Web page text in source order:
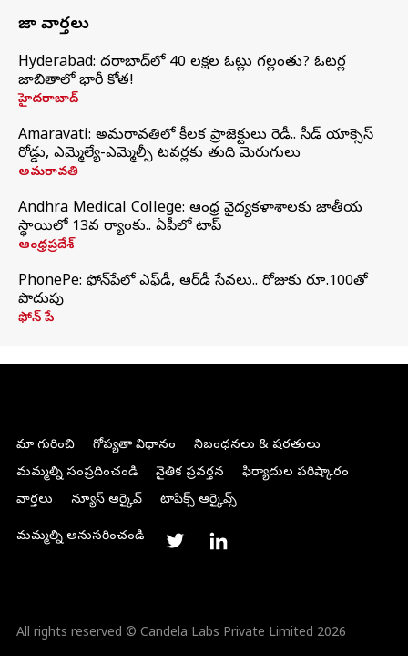
తాజా వార్తలు
Hyderabad: హైదరాబాద్‌లో 40 లక్షల ఓట్లు గల్లంతు? ఓటర్ల
జాబితాలో భారీ కోత!
హైదరాబాద్
Amaravati: అమరావతిలో కీలక ప్రాజెక్టులు రెడీ.. సీడ్‌ యాక్సెస్‌
రోడ్డు, ఎమ్మెల్యే-ఎమ్మెల్సీ టవర్లకు తుది మెరుగులు
అమరావతి
Andhra Medical College: ఆంధ్ర వైద్యకళాశాలకు జాతీయ
స్థాయిలో 13వ ర్యాంకు.. ఏపీలో టాప్
ఆంధ్రప్రదేశ్
PhonePe: ఫోన్‌పేలో ఎఫ్‌డీ, ఆర్‌డీ సేవలు.. రోజుకు రూ.100తో
పొదుపు
ఫోన్‌ పే
మా గురించి గోప్యతా విధానం
నిబంధనలు & షరతులు
మమ్మల్ని సంప్రదించండి
నైతిక ప్రవర్తన
ఫిర్యాదుల పరిష్కారం
వార్తలు
న్యూస్ ఆర్కైవ్ టాపిక్స్ ఆర్కైవ్స్
మమ్మల్ని అనుసరించండి
All rights reserved © Candela Labs Private Limited 2026